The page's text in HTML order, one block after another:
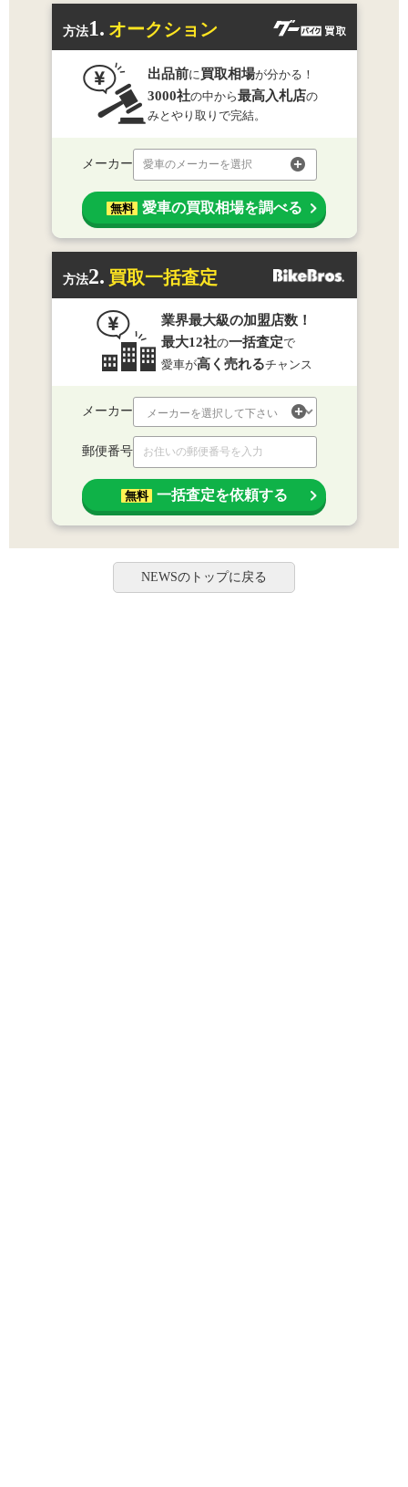
方法1. オークション
出品前に 買取相場が分かる！
3000社の中から最高入札店の
みとやり取りで完結。
メーカー 愛車のメーカーを選択
無料 愛車の買取相場を調べる
方法2. 買取一括査定
業界最大級の加盟店数！
最大12社の一括査定で
愛車が高く売れるチャンス
メーカー
郵便番号
無料 一括査定を依頼する
NEWSのトップに戻る